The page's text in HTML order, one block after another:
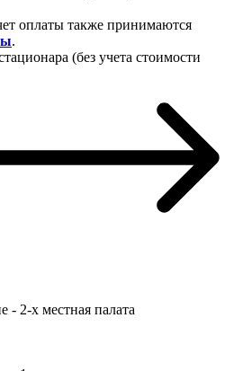
оплаты также принимаются
.
(без учета стоимости
- 2-х местная палата